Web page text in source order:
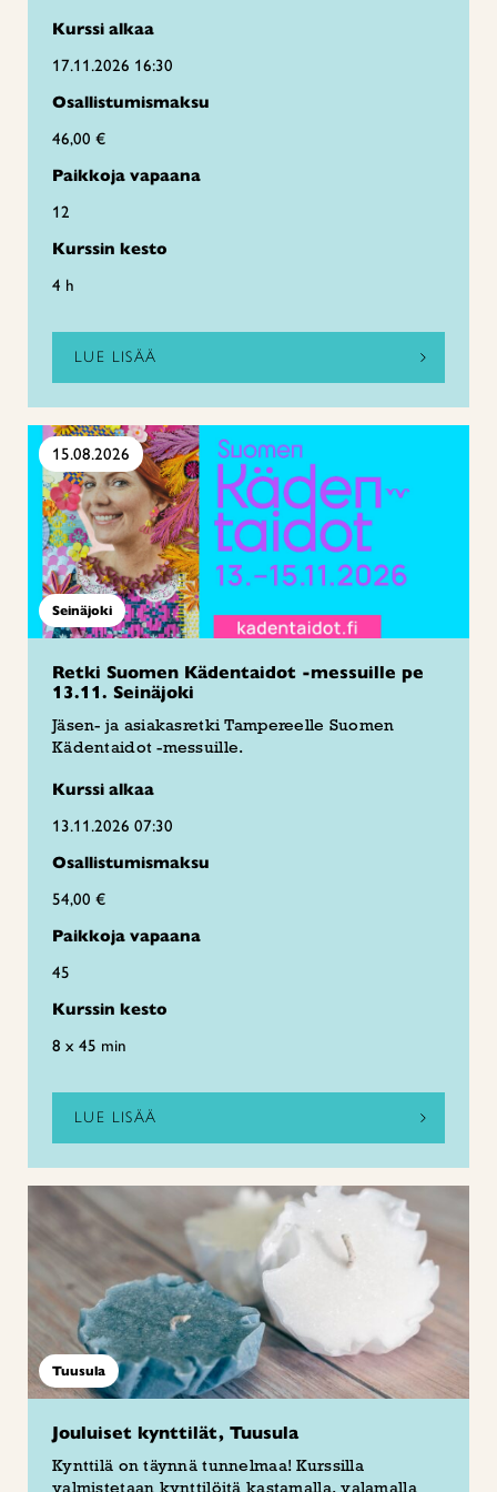
Kurssi alkaa
17.11.2026 16:30
Osallistumismaksu
46,00 €
Paikkoja vapaana
12
Kurssin kesto
4 h
LUE LISÄÄ
15.08.2026
Seinäjoki
Retki Suomen Kädentaidot -messuille pe
13.11. Seinäjoki
Jäsen- ja asiakasretki Tampereelle Suomen
Kädentaidot -messuille.
Kurssi alkaa
13.11.2026 07:30
Osallistumismaksu
54,00 €
Paikkoja vapaana
45
Kurssin kesto
8 x 45 min
LUE LISÄÄ
Tuusula
Jouluiset kynttilät, Tuusula
Kynttilä on täynnä tunnelmaa! Kurssilla
valmistetaan kynttilöitä kastamalla, valamalla